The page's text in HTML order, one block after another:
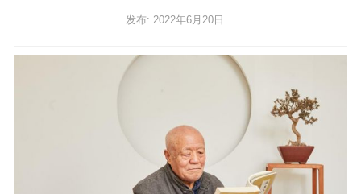
发布: 2022年6月20日